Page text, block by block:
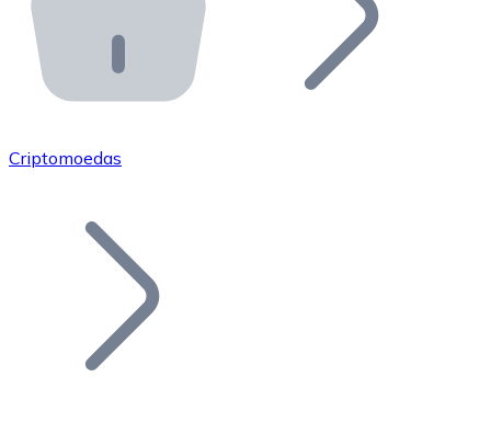
API Bitnovo
Integre nossa API no seu ecossistema.
Junte-se à nossa rede de revendedores e comercialize
Adicione o token do seu projeto ao nosso serviço de
Criptomoedas